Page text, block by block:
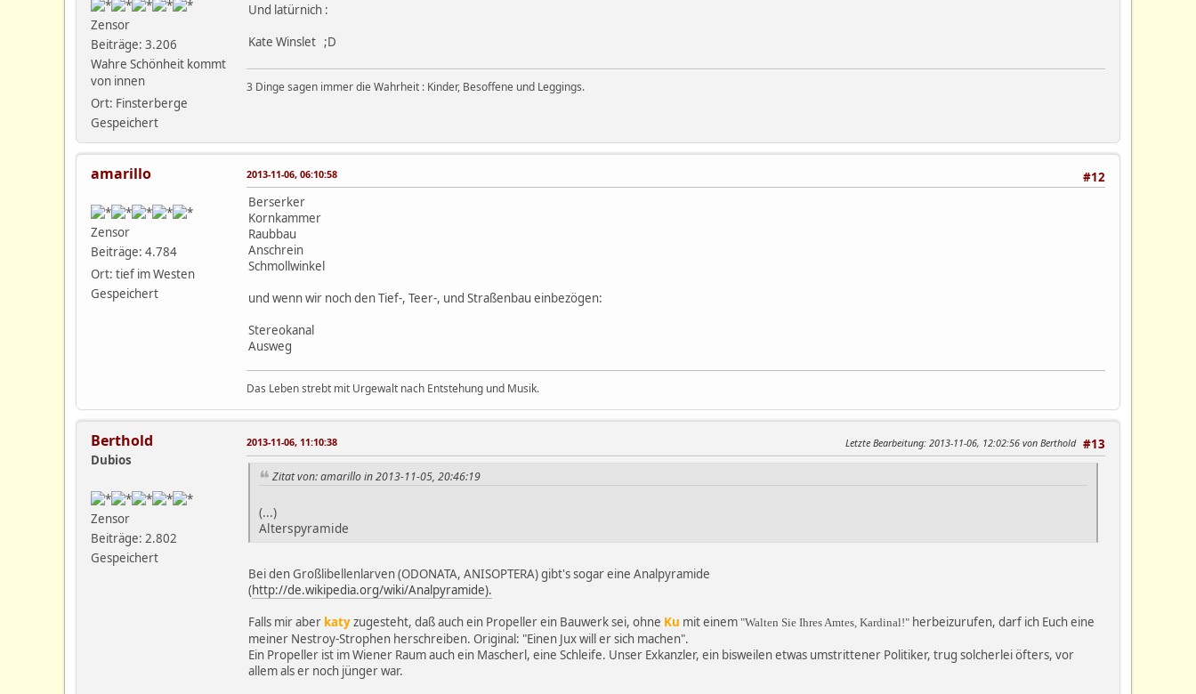
Zensor
Beiträge: 3.206
Wahre Schönheit kommt
von innen
Ort: Finsterberge
Gespeichert
Und latürnich :
Kate Winslet ;D
3 Dinge sagen immer die Wahrheit : Kinder, Besoffene und Leggings.
amarillo
Zensor
Beiträge: 4.784
Ort: tief im Westen
Gespeichert
#12
2013-11-06, 06:10:58
Berserker
Kornkammer
Raubbau
Anschrein
Schmollwinkel
und wenn wir noch den Tief-, Teer-, und Straßenbau einbezögen:
Stereokanal
Ausweg
Das Leben strebt mit Urgewalt nach Entstehung und Musik.
Berthold
Dubios
Zensor
Beiträge: 2.802
Gespeichert
#13
2013-11-06, 11:10:38 Letzte Bearbeitung: 2013-11-06, 12:02:56 von Berthold
Zitat von: amarillo in 2013-11-05, 20:46:19
(...)
Alterspyramide
Bei den Großlibellenlarven (ODONATA, ANISOPTERA) gibt's sogar eine Analpyramide
(http://de.wikipedia.org/wiki/Analpyramide).
Falls mir aber katyzugesteht, daß auch ein Propeller ein Bauwerk sei, ohne Ku mit einem "Walten Sie Ihres Amtes, Kardinal!" herbeizurufen, darf ich Euch eine
meiner Nestroy-Strophen herschreiben. Original: "Einen Jux will er sich machen".
Ein Propeller ist im Wiener Raum auch ein Mascherl, eine Schleife. Unser Exkanzler, ein bisweilen etwas umstrittener Politiker, trug solcherlei öfters, vor
allem als er noch jünger war.